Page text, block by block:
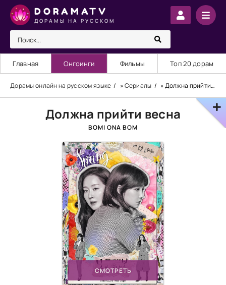
DORAMATV
ДОРАМЫ НА РУССКОМ
Главная Онгоинги Фильмы Топ 20 дорам
Дорамы онлайн на русском языке »Сериалы » Должна прийти весна
Должна прийти весна
BOMI ONA BOM
СМОТРЕТЬ